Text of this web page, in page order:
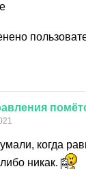
когда
никак.